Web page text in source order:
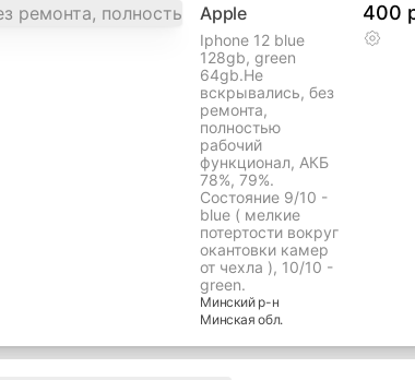
Apple
Iphone 12 blue
128gb, green
64gb.Не
вскрывались, без
ремонта,
полностью
рабочий
функционал, АКБ
78%, 79%.
Состояние 9/10 -
blue ( мелкие
потертости вокруг
окантовки камер
от чехла ), 10/10 -
green.
400
Минскийр-н
Минская обл.